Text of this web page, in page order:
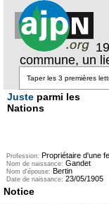
commune, un
Juste parmi les
Nations
Profession: Propriétaire d'une
Nom de naissance: Gandet
Nom d'épouse: Bertin
Date de naissance: 23/05/1905
Notice